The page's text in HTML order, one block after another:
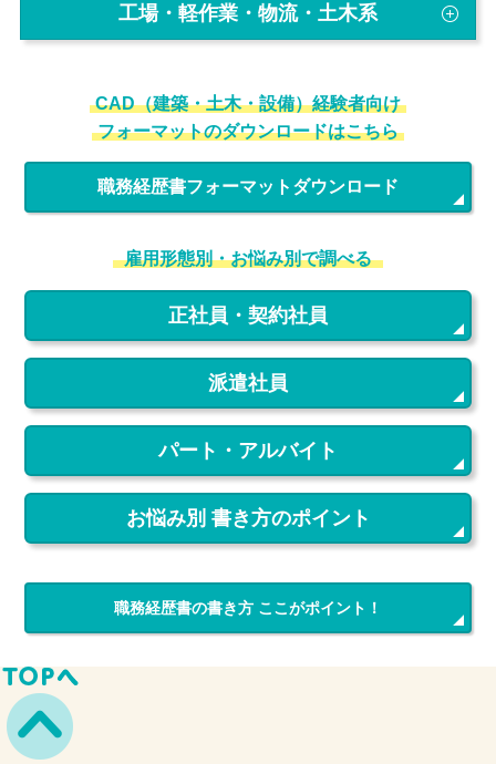
工場・軽作業・物流・土木系
CAD（建築・土木・設備）経験者向け
フォーマットのダウンロードはこちら
職務経歴書フォーマットダウンロード
雇用形態別・お悩み別で調べる
正社員・契約社員
派遣社員
パート・アルバイト
お悩み別 書き方のポイント
職務経歴書の書き方 ここがポイント！